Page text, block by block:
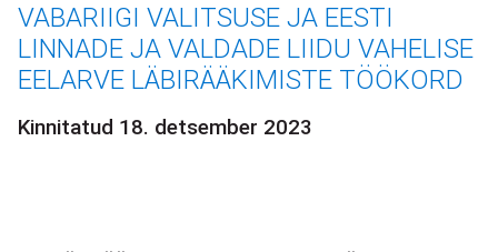
VABARIIGI VALITSUSE JA EESTI
LINNADE JA VALDADE LIIDU VAHELISE
EELARVE LÄBIRÄÄKIMISTE TÖÖKORD
Kinnitatud 18. detsember 2023